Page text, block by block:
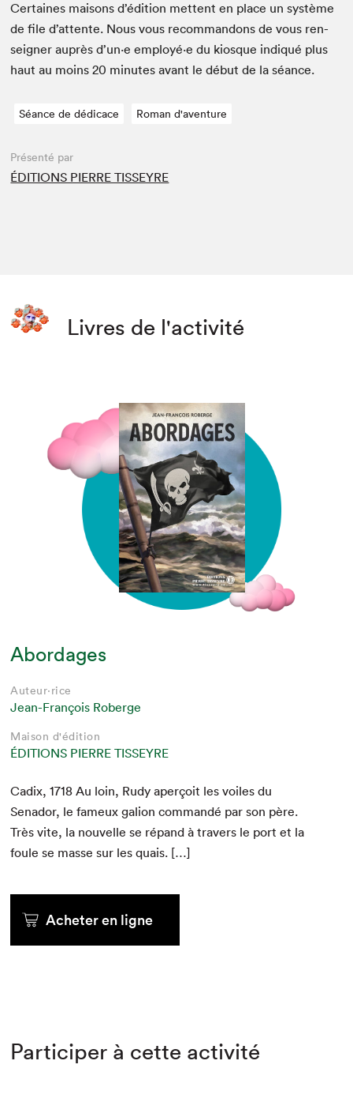
Cer­taines maisons d’édi­tion met­tent en place un sys­tème
de file d’at­tente. Nous vous recom­man­dons de vous ren­
seign­er auprès d’un·e employé·e du kiosque indiqué plus
haut au moins20 min­utes avant le début de la séance.
Séance de dédicace Roman d'aventure
Présenté par
ÉDITIONS PIERRE TISSEYRE
Livres de l'activité
Abordages
Auteur·rice
Jean-François Roberge
Maison d'édition
ÉDITIONS PIERRE TISSEYRE
Cadix,1718 Au loin, Rudy aperçoit les voiles du
Senador, le fameux galion com­mandé par son père.
Très vite, la nou­velle se répand à tra­vers le port et la
foule se masse sur les quais. […]
Acheter en ligne
Participer à cette activité